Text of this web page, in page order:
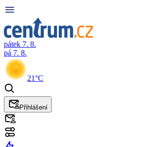
pátek 7. 8.
pá 7. 8.
21°C
Přihlášení